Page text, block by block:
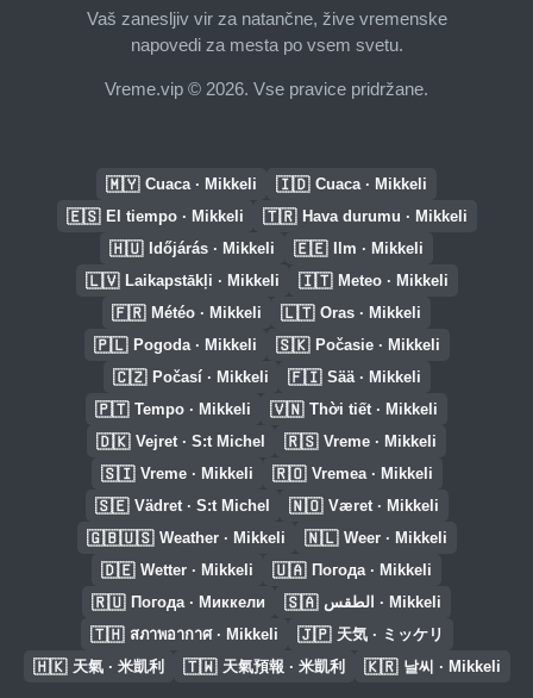
Vaš zanesljiv vir za natančne, žive vremenske
napovedi za mesta po vsem svetu.
Vreme.vip © 2026. Vse pravice pridržane.
🇲🇾 Cuaca · Mikkeli 🇮🇩 Cuaca · Mikkeli
🇪🇸 El tiempo · Mikkeli 🇹🇷 Hava durumu · Mikkeli
🇭🇺 Időjárás · Mikkeli 🇪🇪 Ilm · Mikkeli
🇱🇻 Laikapstākļi · Mikkeli 🇮🇹 Meteo · Mikkeli
🇫🇷 Météo · Mikkeli 🇱🇹 Oras · Mikkeli
🇵🇱 Pogoda · Mikkeli 🇸🇰 Počasie · Mikkeli
🇨🇿 Počasí · Mikkeli 🇫🇮 Sää · Mikkeli
🇵🇹 Tempo · Mikkeli 🇻🇳 Thời tiết · Mikkeli
🇩🇰 Vejret · S:t Michel 🇷🇸 Vreme · Mikkeli
🇸🇮 Vreme · Mikkeli 🇷🇴 Vremea · Mikkeli
🇸🇪 Vädret · S:t Michel 🇳🇴 Været · Mikkeli
🇬🇧🇺🇸 Weather · Mikkeli 🇳🇱 Weer · Mikkeli
🇩🇪 Wetter · Mikkeli 🇺🇦 Погода · Mikkeli
🇷🇺 Погода · Миккели 🇸🇦 الطقس · Mikkeli
🇹🇭 สภาพอากาศ · Mikkeli 🇯🇵 天気 · ミッケリ
🇭🇰 天氣 · 米凱利 🇹🇼 天氣預報 · 米凱利 🇰🇷 날씨 · Mikkeli